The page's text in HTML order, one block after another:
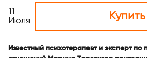
11
Июля
Купить
Известный психотерапевт и эксперт по